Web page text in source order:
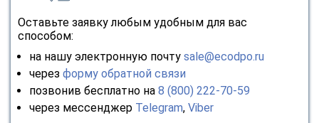
Оставьте заявку любым удобным для вас
способом:
на нашу электронную почту sale@ecodpo.ru
через форму обратной связи
позвонив бесплатно на 8 (800) 222-70-59
через мессенджер Telegram, Viber